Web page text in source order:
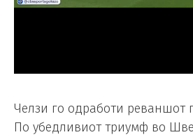
Челзи го одработи реваншот
По убедливиот триумф во